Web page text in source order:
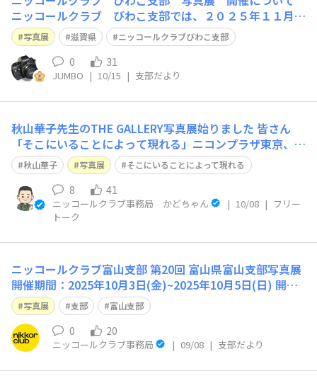
ニッコールクラブ びわこ支部では、２０２５年１１月６
日（木） から１１月９日（日）までの間、写真展を開催
いたします。 皆様のご来場、ご観覧、をお願いいたして
おります。 場所、滋賀県草津市草津町１５４７ 草
津市立図書館３階ギャラリー 開催日時：
写真展 滋賀県 ニッコールクラブびわこ支部
0 31
JUMBO | 10/15 | 支部だより
秋山華子先生のTHE GALLERY写真展始りました 皆さん
「そこにいることによって現れる」ニコンプラザ東京、2
025年10月7日（火）～2025年10月20日（月）に行ってき
ました。 ニコンプラザ東京 THE GALLERYにて開催中の、
秋山華子先生の写真展を拝見してまいりました。 会場に
足を
秋山華子 写真展 そこにいることによって現れる
8 41
ニッコールクラブ事務局 かどちゃん | 10/08 | フリー
トーク
ニッコールクラブ富山支部 第20回 富山県富山支部写真展
開催期間：2025年10月3日(金)~2025年10月5日(日) 開催
時間：9:30-17:00 最終日16:00 会場名：高岡市美術館 市
民ギャラリー 会場住所：〒933-0056 富山県高岡市中川1-
1-30 電話番号：0766-20
写真展 支部 富山支部
0 20
ニッコールクラブ事務局 | 09/08 | 支部だより